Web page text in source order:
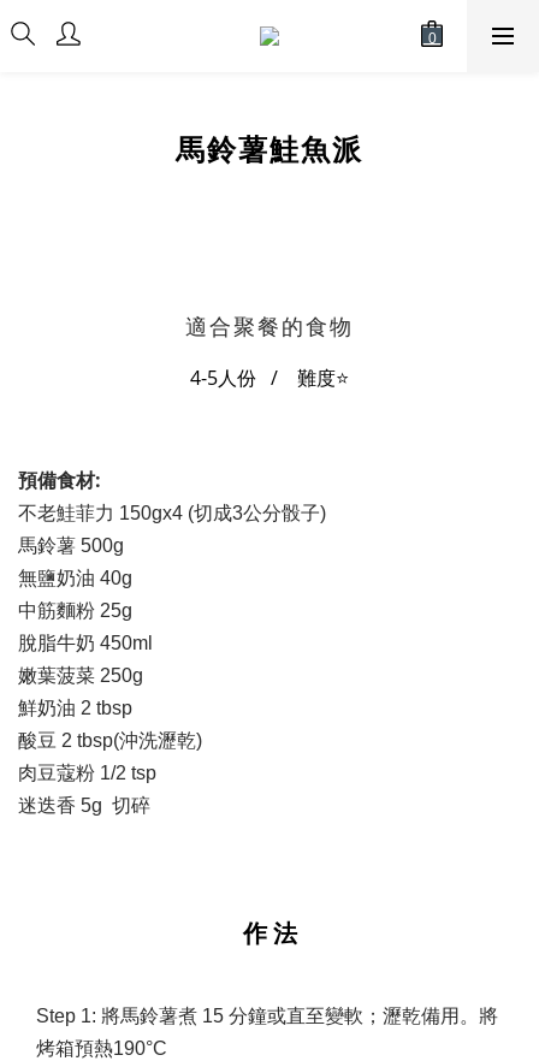
馬鈴薯鮭魚派
適合聚餐的食物
4-5人份 / 難度⭐
預備食材:
不老鮭菲力 150gx4 (切成3公分骰子)
馬鈴薯 500g
無鹽奶油 40g
中筋麵粉 25g
脫脂牛奶 450ml
嫩葉菠菜 250g
鮮奶油 2 tbsp
酸豆 2 tbsp(沖洗瀝乾)
肉豆蔻粉 1/2 tsp
迷迭香 5g 切碎
作 法
Step 1: 將馬鈴薯煮 15 分鐘或直至變軟；瀝乾備用。將
烤箱預熱190°C